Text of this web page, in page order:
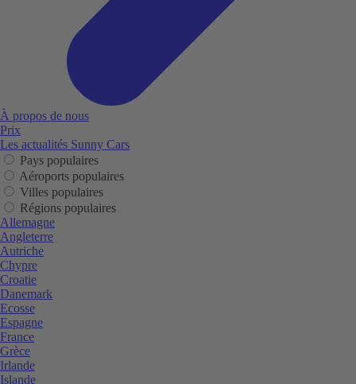
À propos de nous
Prix
Les actualités Sunny Cars
Pays populaires
Aéroports populaires
Villes populaires
Régions populaires
Allemagne
Angleterre
Autriche
Chypre
Croatie
Danemark
Ecosse
Espagne
France
Grèce
Irlande
Islande